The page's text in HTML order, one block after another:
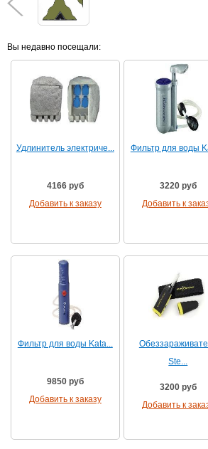
Вы недавно посещали:
Удлинитель электриче...
4166 руб
Добавить к заказу
Фильтр для воды
3220 руб
Добавить к
Фильтр для воды Kata...
9850 руб
Добавить к заказу
Ste...
3200 руб
Добавить к